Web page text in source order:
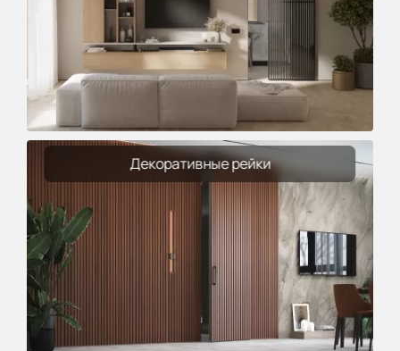
Декоративные рейки